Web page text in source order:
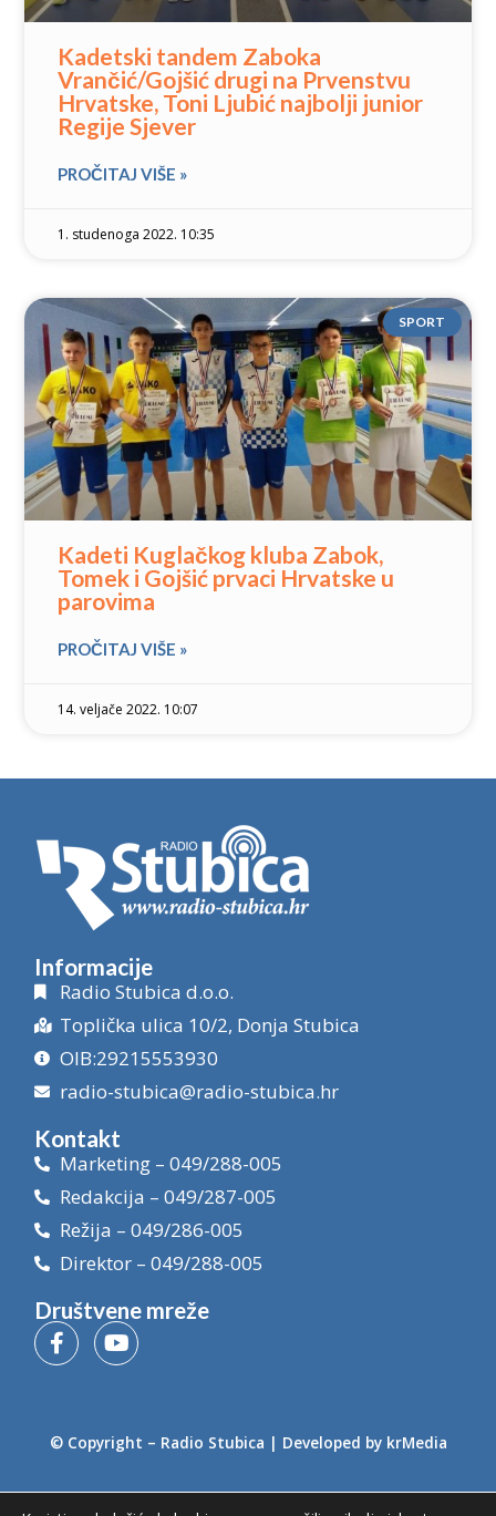
Kadetski tandem Zaboka
Vrančić/Gojšić drugi na Prvenstvu
Hrvatske, Toni Ljubić najbolji junior
Regije Sjever
PROČITAJ VIŠE »
1. studenoga 2022. 10:35
SPORT
Kadeti Kuglačkog kluba Zabok,
Tomek i Gojšić prvaci Hrvatske u
parovima
PROČITAJ VIŠE »
14. veljače 2022. 10:07
Informacije
Radio Stubica d.o.o.
Toplička ulica 10/2, Donja Stubica
OIB:29215553930
radio-stubica@radio-stubica.hr
Kontakt
Marketing – 049/288-005
Redakcija – 049/287-005
Režija – 049/286-005
Direktor – 049/288-005
Društvene mreže
© Copyright – Radio Stubica | Developed by krMedia